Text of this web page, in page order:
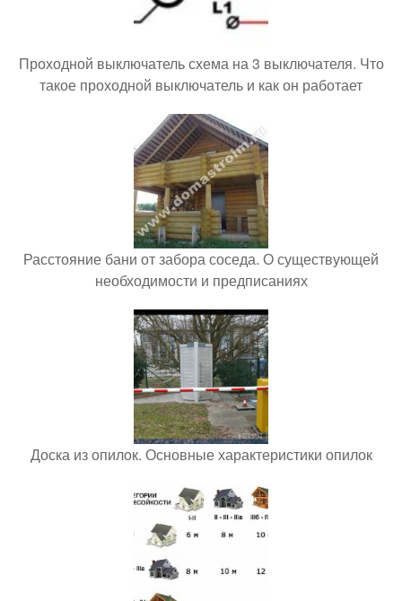
Проходной выключатель схема на 3 выключателя. Что
такое проходной выключатель и как он работает
Расстояние бани от забора соседа. О существующей
необходимости и предписаниях
Доска из опилок. Основные характеристики опилок